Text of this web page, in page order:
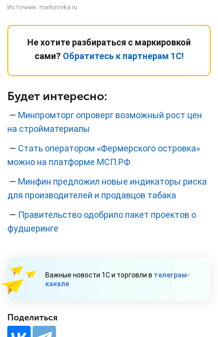
Источник: markirovka.ru
Не хотите разбираться с маркировкой
сами? Обратитесь к партнерам 1С!
Будет интересно:
— Минпромторг опроверг возможный рост цен
на стройматериалы
— Стать оператором «Фермерского островка»
можно на платформе МСП.РФ
— Минфин предложил новые индикаторы риска
для производителей и продавцов табака
— Правительство одобрило пакет проектов о
фудшеринге
Важные новости 1С и торговли в телеграм-
канале
Поделиться